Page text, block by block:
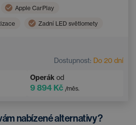
Apple CarPlay
Zadní LED světlomety
Dostupnost: Do 20 dní
Operák od
9 894 Kč /měs.
nabízené alternativy?